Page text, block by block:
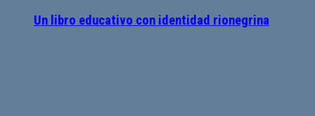
Un libro educativo con identidad rionegrina